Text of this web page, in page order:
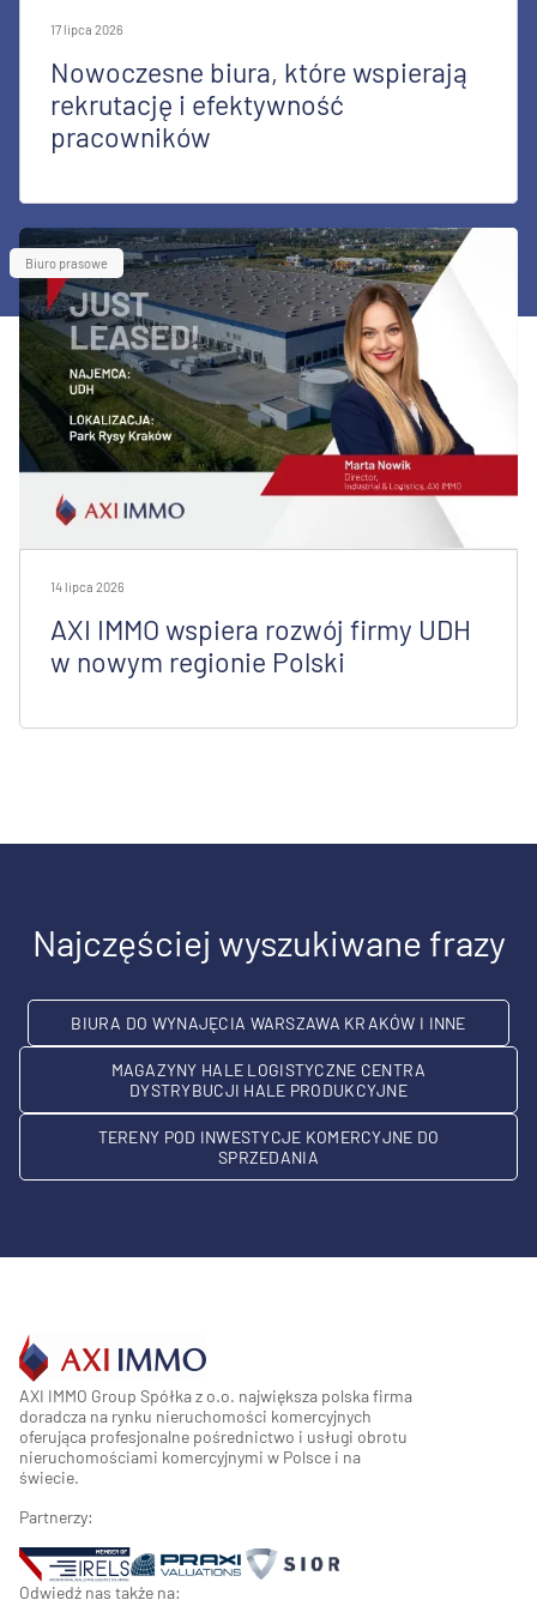
17 lipca 2026
Nowoczesne biura, które wspierają
rekrutację i efektywność
pracowników
Biuro prasowe
14 lipca 2026
AXI IMMO wspiera rozwój firmy UDH
w nowym regionie Polski
Najczęściej wyszukiwane frazy
BIURA DO WYNAJĘCIA WARSZAWA KRAKÓW I INNE
MAGAZYNY HALE LOGISTYCZNE CENTRA
DYSTRYBUCJI HALE PRODUKCYJNE
TERENY POD INWESTYCJE KOMERCYJNE DO
SPRZEDANIA
AXI IMMO Group Spółka z o.o. największa polska firma
doradcza na rynku nieruchomości komercyjnych
oferująca profesjonalne pośrednictwo i usługi obrotu
nieruchomościami komercyjnymi w Polsce i na
świecie.
Partnerzy:
Odwiedź nas także na: